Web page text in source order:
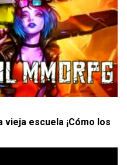
vieja escuela ¡Cómo los